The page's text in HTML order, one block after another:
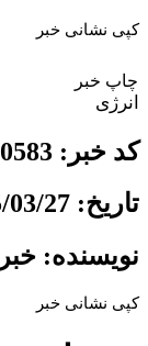
کپی نشانی خبر
چاپ خبر
انرژی
کد خبر: 330583
تاریخ: 1405/03/27
نویسنده:
کپی نشانی خبر